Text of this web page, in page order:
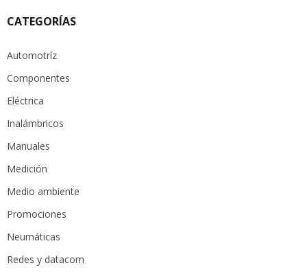
CATEGORÍAS
Automotríz
Componentes
Eléctrica
Inalámbricos
Manuales
Medición
Medio ambiente
Promociones
Neumáticas
Redes y datacom